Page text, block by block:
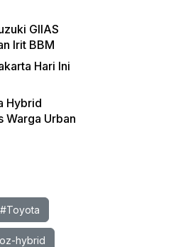
GIIAS
Irit BBM
Hari Ini
Hybrid
Warga Urban
#Toyota
hybrid